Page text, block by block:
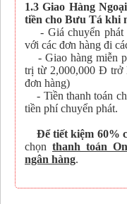
1.3 Giao Hàng
tiền cho Bưu Tá khi
- Giá chuyển phát
với các đơn hàng đi
- Giao hàng miễn
trị từ 2,000,000 Đ trở
đơn hàng)
- Tiền thanh toán
tiền phí chuyển phát.
Để tiết kiệm 60%
chọn thanh toán
ngân hàng.